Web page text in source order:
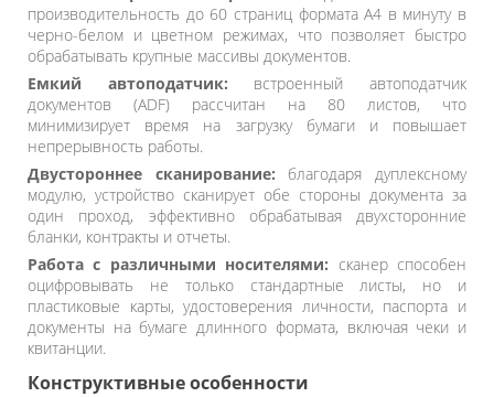
производительность до 60 страниц формата A4 в минуту в
черно-белом и цветном режимах, что позволяет быстро
обрабатывать крупные массивы документов.
Емкий автоподатчик: встроенный автоподатчик
документов (ADF) рассчитан на 80 листов, что
минимизирует время на загрузку бумаги и повышает
непрерывность работы.
Двустороннее сканирование: благодаря дуплексному
модулю, устройство сканирует обе стороны документа за
один проход, эффективно обрабатывая двухсторонние
бланки, контракты и отчеты.
Работа с различными носителями: сканер способен
оцифровывать не только стандартные листы, но и
пластиковые карты, удостоверения личности, паспорта и
документы на бумаге длинного формата, включая чеки и
квитанции.
Конструктивные особенности